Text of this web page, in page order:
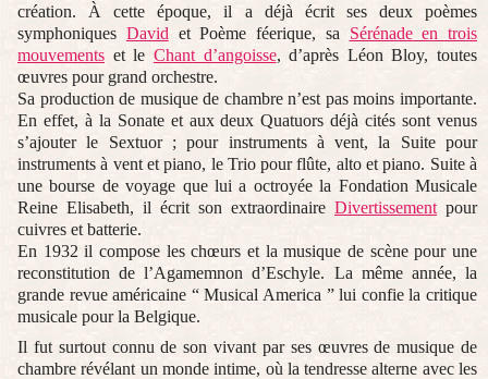
création. À cette époque, il a déjà écrit ses deux poèmes
symphoniques David et Poème féerique, sa Sérénade en trois
mouvements et le Chant d’angoisse, d’après Léon Bloy, toutes
œuvres pour grand orchestre.
Sa production de musique de chambre n’est pas moins importante.
En effet, à la Sonate et aux deux Quatuors déjà cités sont venus
s’ajouter le Sextuor ; pour instruments à vent, la Suite pour
instruments à vent et piano, le Trio pour flûte, alto et piano. Suite à
une bourse de voyage que lui a octroyée la Fondation Musicale
Reine Elisabeth, il écrit son extraordinaire Divertissement pour
cuivres et batterie.
En 1932 il compose les chœurs et la musique de scène pour une
reconstitution de l’Agamemnon d’Eschyle. La même année, la
grande revue américaine “ Musical America ” lui confie la critique
musicale pour la Belgique.
Il fut surtout connu de son vivant par ses œuvres de musique de
chambre révélant un monde intime, où la tendresse alterne avec les